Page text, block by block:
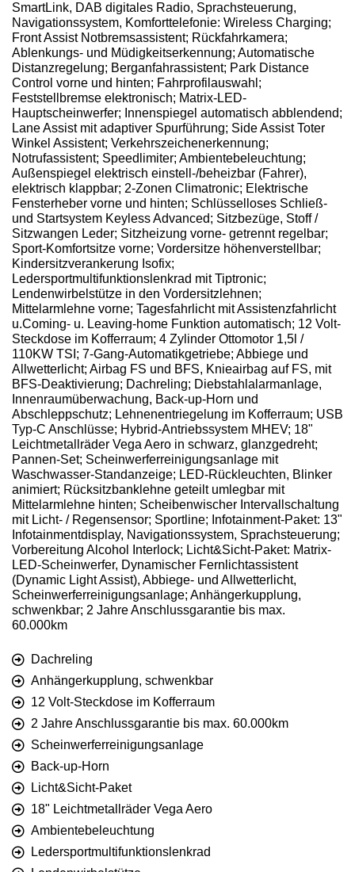
SmartLink, DAB digitales Radio, Sprachsteuerung,
Navigationssystem, Komforttelefonie: Wireless Charging;
Front Assist Notbremsassistent; Rückfahrkamera;
Ablenkungs- und Müdigkeitserkennung; Automatische
Distanzregelung; Berganfahrassistent; Park Distance
Control vorne und hinten; Fahrprofilauswahl;
Feststellbremse elektronisch; Matrix-LED-
Hauptscheinwerfer; Innenspiegel automatisch abblendend;
Lane Assist mit adaptiver Spurführung; Side Assist Toter
Winkel Assistent; Verkehrszeichenerkennung;
Notrufassistent; Speedlimiter; Ambientebeleuchtung;
Außenspiegel elektrisch einstell-/beheizbar (Fahrer),
elektrisch klappbar; 2-Zonen Climatronic; Elektrische
Fensterheber vorne und hinten; Schlüsselloses Schließ-
und Startsystem Keyless Advanced; Sitzbezüge, Stoff /
Sitzwangen Leder; Sitzheizung vorne- getrennt regelbar;
Sport-Komfortsitze vorne; Vordersitze höhenverstellbar;
Kindersitzverankerung Isofix;
Ledersportmultifunktionslenkrad mit Tiptronic;
Lendenwirbelstütze in den Vordersitzlehnen;
Mittelarmlehne vorne; Tagesfahrlicht mit Assistenzfahrlicht
u.Coming- u. Leaving-home Funktion automatisch; 12 Volt-
Steckdose im Kofferraum; 4 Zylinder Ottomotor 1,5l /
110KW TSI; 7-Gang-Automatikgetriebe; Abbiege und
Allwetterlicht; Airbag FS und BFS, Knieairbag auf FS, mit
BFS-Deaktivierung; Dachreling; Diebstahlalarmanlage,
Innenraumüberwachung, Back-up-Horn und
Abschleppschutz; Lehnenentriegelung im Kofferraum; USB
Typ-C Anschlüsse; Hybrid-Antriebssystem MHEV; 18"
Leichtmetallräder Vega Aero in schwarz, glanzgedreht;
Pannen-Set; Scheinwerferreinigungsanlage mit
Waschwasser-Standanzeige; LED-Rückleuchten, Blinker
animiert; Rücksitzbanklehne geteilt umlegbar mit
Mittelarmlehne hinten; Scheibenwischer Intervallschaltung
mit Licht- / Regensensor; Sportline; Infotainment-Paket: 13"
Infotainmentdisplay, Navigationssystem, Sprachsteuerung;
Vorbereitung Alcohol Interlock; Licht&Sicht-Paket: Matrix-
LED-Scheinwerfer, Dynamischer Fernlichtassistent
(Dynamic Light Assist), Abbiege- und Allwetterlicht,
Scheinwerferreinigungsanlage; Anhängerkupplung,
schwenkbar; 2 Jahre Anschlussgarantie bis max.
60.000km
Dachreling
Anhängerkupplung, schwenkbar
12 Volt-Steckdose im Kofferraum
2 Jahre Anschlussgarantie bis max. 60.000km
Scheinwerferreinigungsanlage
Back-up-Horn
Licht&Sicht-Paket
18" Leichtmetallräder Vega Aero
Ambientebeleuchtung
Ledersportmultifunktionslenkrad